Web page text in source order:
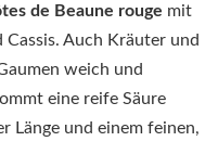
de Beaune rouge mit
Auch Kräuter und
weich und
eine reife Säure
Länge und einem feinen,